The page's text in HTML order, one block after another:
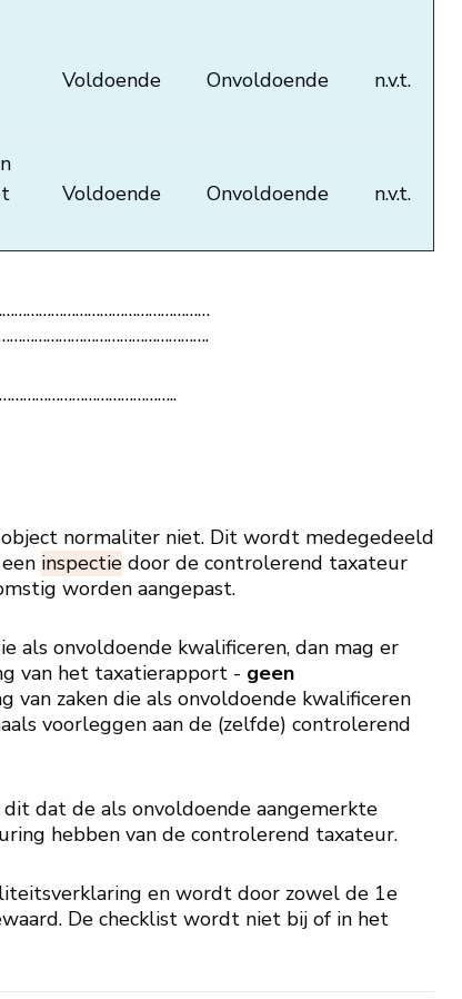
Voldoende Onvoldoende n.v.t.
Voldoende Onvoldoende n.v.t.
normaliter niet. Dit wordt medegedeeld
inspectie door de controlerend taxateur
worden aangepast.
als onvoldoende kwalificeren, dan mag er
van het taxatierapport - geen
van zaken die als onvoldoende kwalificeren
voorleggen aan de (zelfde) controlerend
dat de als onvoldoende aangemerkte
hebben van de controlerend taxateur.
en wordt door zowel de 1e
De checklist wordt niet bij of in het